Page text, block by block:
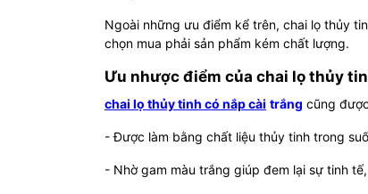
Ngoài những ưu điểm kể trên, chai lọ thủy
chọn mua phải sản phẩm kém chất lượng.
Ưu nhược điểm của chai lọ thủy
chai lọ thủy tinh có nắp cài trắng cũng
- Được làm bằng chất liệu thủy tinh trong
- Nhờ gam màu trắng giúp đem lại sự tinh